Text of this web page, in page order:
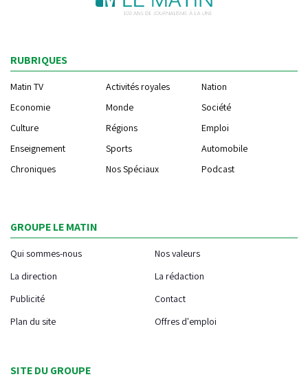
RUBRIQUES
Matin TV Activités royales
Nation
Economie
Monde
Société
Culture
Régions
Emploi
Enseignement
Sports
Automobile
Chroniques
Nos Spéciaux Podcast
GROUPE LE MATIN
Qui sommes-nous
Nos valeurs
La direction
La rédaction
Publicité
Contact
Plan du site
Offres d'emploi
SITE DU GROUPE